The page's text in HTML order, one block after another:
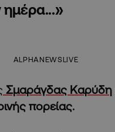
ALPHANEWSLIVE
Σμαράγδας Καρύδη
πορείας.